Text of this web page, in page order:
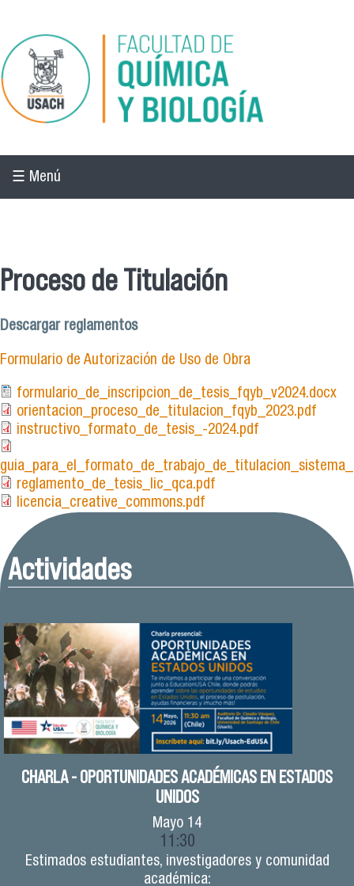
Pasar al contenido principal
☰ Menú
Proceso de Titulación
Descargar reglamentos
Formulario de Autorización de Uso de Obra
formulario_de_inscripcion_de_tesis_fqyb_v2024.docx
orientacion_proceso_de_titulacion_fqyb_2023.pdf
instructivo_formato_de_tesis_-2024.pdf
reglamento_de_tesis_lic_qca.pdf
licencia_creative_commons.pdf
Actividades
CHARLA - OPORTUNIDADES ACADÉMICAS EN ESTADOS
UNIDOS
Mayo 14
11:30
Estimados estudiantes, investigadores y comunidad
académica: